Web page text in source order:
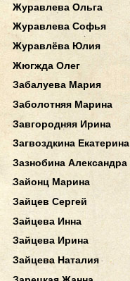
Журавлева Ольга
Журавлева Софья
Журавлёва Юлия
Жюгжда Олег
Забалуева Мария
Заболотняя Марина
Завгородняя Ирина
Загвоздкина Екатерина
Зазнобина Александра
Зайонц Марина
Зайцев Сергей
Зайцева Инна
Зайцева Ирина
Зайцева Наталия